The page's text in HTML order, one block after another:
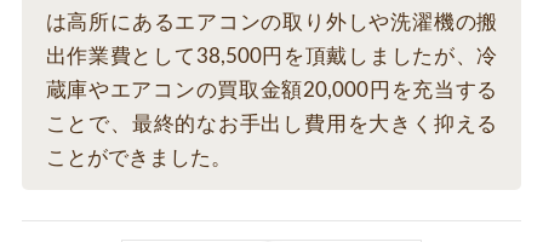
は高所にあるエアコンの取り外しや洗濯機の搬
出作業費として38,500円を頂戴しましたが、冷
蔵庫やエアコンの買取金額20,000円を充当する
ことで、最終的なお手出し費用を大きく抑える
ことができました。